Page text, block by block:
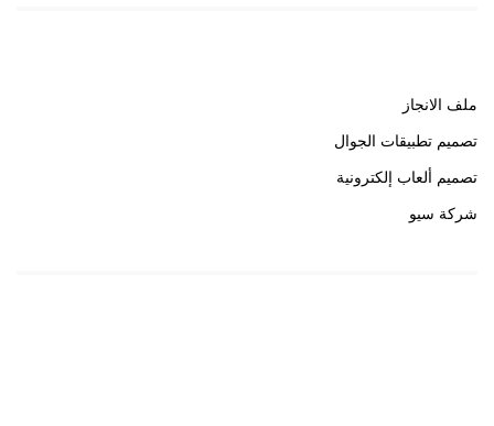
ملف الانجاز
تصميم تطبيقات الجوال
تصميم ألعاب إلكترونية
شركة سيو